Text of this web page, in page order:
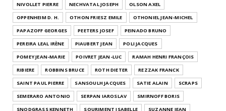
NIVOLLET PIERRE
NECHVATAL JOSEPH
OLSON AXEL
OPPENHEIM D. H.
OTHON FRIESZ EMILE
OTHONIEL JEAN-MICHEL
PAPAZOFF GEORGES
PEETERS JOSEF
PEINADO BRUNO
PEREIRA LEAL IRÈNE
PIAUBERT JEAN
POLI JACQUES
POMEY JEAN-MARIE
POIVRET JEAN-LUC
RAMAH HENRI FRANÇOIS
RIBIERE
ROBBINS BRUCE ROTH DIETER
REZZAK FRANCK
SAINT PAUL PIERRE
SANSOULH JACQUES SATIE ALAIN
SCRAPS
SEMERARO ANTONIO
SERPAN IAROSLAV
SMIRNOFF BORIS
SNODGRASS KENNETH
SOURIMENT ISABELLE SUZANNE JEAN